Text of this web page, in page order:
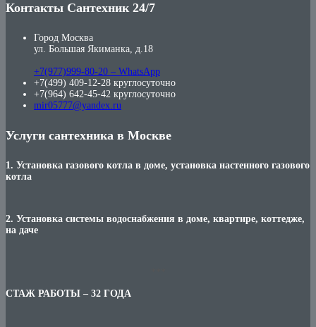
Контакты Сантехник 24/7
Город Москва
ул. Большая Якиманка, д.18
+7(977)999-80-20 – WhatsApp
+7(499) 409-12-28 круглосуточно
+7(964) 642-45-42 круглосуточно
mir05777@yandex.ru
Услуги сантехника в Москве
1. Установка газового котла в доме, установка настенного газового
котла
2. Установка системы водоснабжения в доме, квартире, коттедже,
на даче
СТАЖ РАБОТЫ – 32 ГОДА